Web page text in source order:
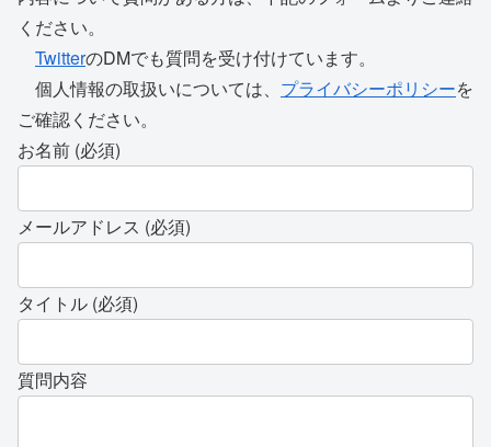
ください。
TwitterのDMでも質問を受け付けています。
個人情報の取扱いについては、 プライバシーポリシーを
ご確認ください。
お名前 (必須)
メールアドレス (必須)
タイトル (必須)
質問内容